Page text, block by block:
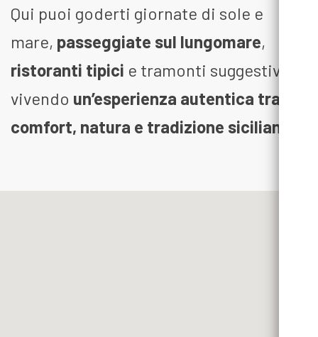
Qui puoi goderti giornate di sole e
mare, passeggiate sul lungomare,
ristoranti tipici e tramonti suggestivi,
vivendo un’esperienza autentica tra
comfort, natura e tradizione siciliana